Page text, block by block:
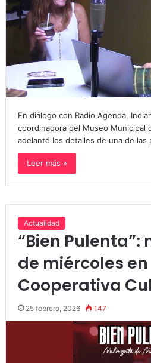
En diálogo con Radio Agenda,
coordinadora del Museo Municipal
adelantó los detalles de una de las
Leer más »
Actualidad
“Bien
de miércoles
Cooperativa
25 febrero, 2026 147